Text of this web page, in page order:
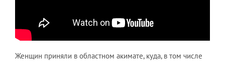
Женщин приняли в областном акимате, куда, в том числе